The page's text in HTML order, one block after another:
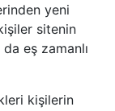
yeni
sitenin
eş zamanlı
kişilerin